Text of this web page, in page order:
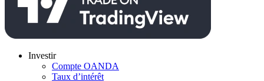
Investir
Compte OANDA
Taux d’intérêt